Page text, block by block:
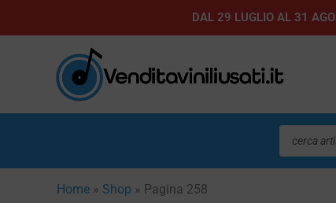
al
DAL 29 LUGLIO AL 31
Ricerca
prodotti
Home » Shop » Pagina 258